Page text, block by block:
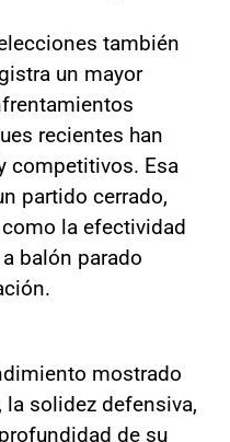
también
un mayor
recientes han
competitivos. Esa
partido cerrado,
la efectividad
balón parado
mostrado
la solidez defensiva,
de su